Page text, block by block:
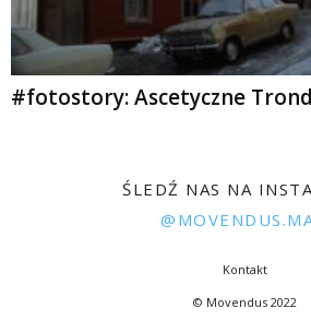
#fotostory: Ascetyczne
ŚLEDŹ NAS NA
Kontakt
© Movendus 2022